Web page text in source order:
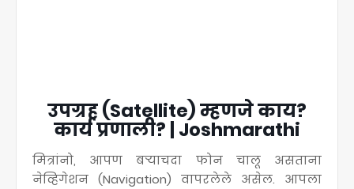
उपग्रह (Satellite) म्हणजे काय?
कार्य प्रणाली? | Joshmarathi
मित्रांनो, आपण बऱ्याचदा फोन चालू असताना
नेव्हिगेशन (Navigation) वापरलेले असेल. आपला